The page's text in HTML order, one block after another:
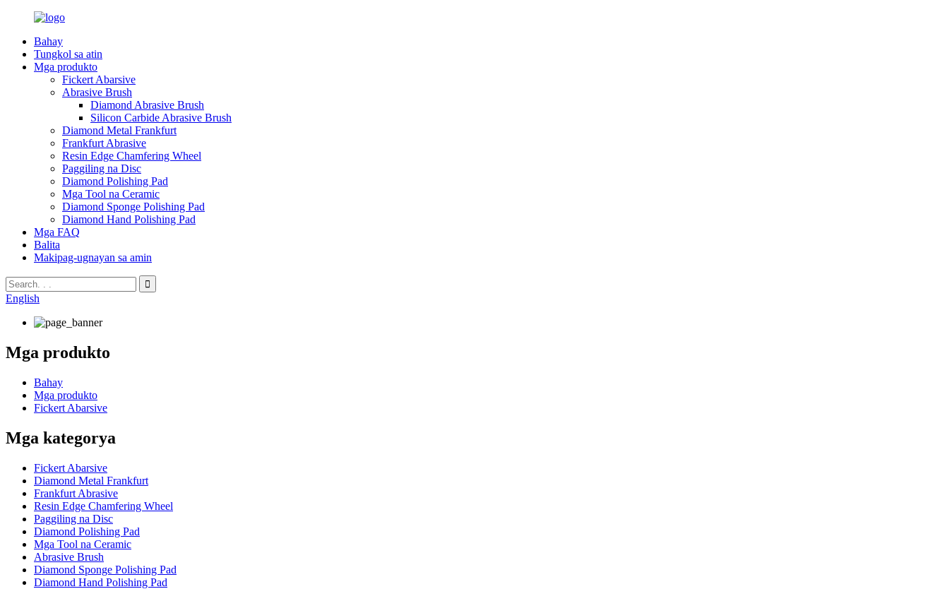
Bahay
Tungkol sa atin
Mga produkto
Fickert Abarsive
Abrasive Brush
Diamond Abrasive Brush
Silicon Carbide Abrasive Brush
Diamond Metal Frankfurt
Frankfurt Abrasive
Resin Edge Chamfering Wheel
Paggiling na Disc
Diamond Polishing Pad
Mga Tool na Ceramic
Diamond Sponge Polishing Pad
Diamond Hand Polishing Pad
Mga FAQ
Balita
Makipag-ugnayan sa amin
English
Mga produkto
Bahay
Mga produkto
Fickert Abarsive
Mga kategorya
Fickert Abarsive
Diamond Metal Frankfurt
Frankfurt Abrasive
Resin Edge Chamfering Wheel
Paggiling na Disc
Diamond Polishing Pad
Mga Tool na Ceramic
Abrasive Brush
Diamond Sponge Polishing Pad
Diamond Hand Polishing Pad